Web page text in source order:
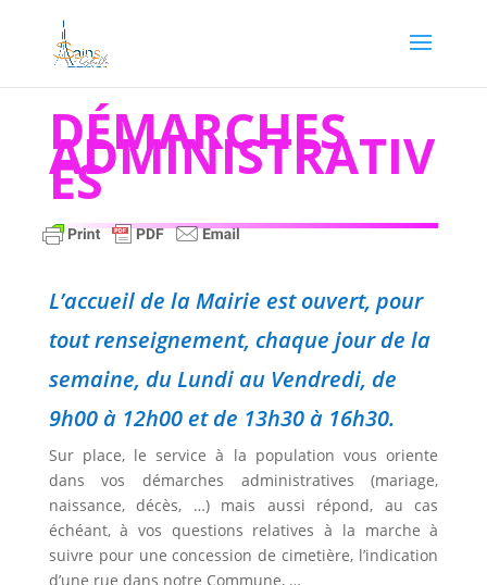
DÉMARCHES
ADMINISTRATIV
ES
L’accueil de la Mairie est ouvert, pour
tout renseignement, chaque jour de la
semaine, du Lundi au Vendredi, de
9h00 à 12h00 et de 13h30 à 16h30.
Sur place, le service à la population vous oriente
dans vos démarches administratives (mariage,
naissance, décès, …) mais aussi répond, au cas
échéant, à vos questions relatives à la marche à
suivre pour une concession de cimetière, l’indication
d’une rue dans notre Commune, …